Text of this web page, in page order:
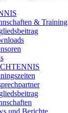
& Training
und Berichte